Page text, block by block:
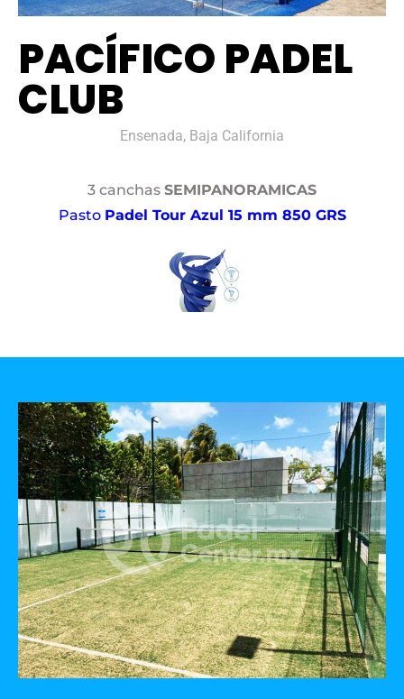
PACÍFICO PADEL
CLUB
Ensenada, Baja California
3 canchas SEMIPANORAMICAS
Pasto Padel Tour Azul 15 mm 850 GRS